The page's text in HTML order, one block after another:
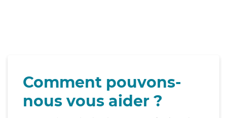
Comment pouvons-
nous vous aider ?